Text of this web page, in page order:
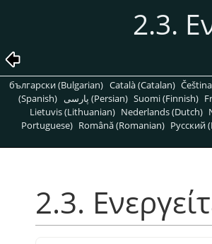
2.3.
български (Bulgarian) Català (Catalan)
(Spanish)
پارسی (Persian) Suomi (Finnish)
Lietuvis (Lithuanian) Nederlands (Dutch)
Portuguese) Română (Romanian) Pусский
2.3.